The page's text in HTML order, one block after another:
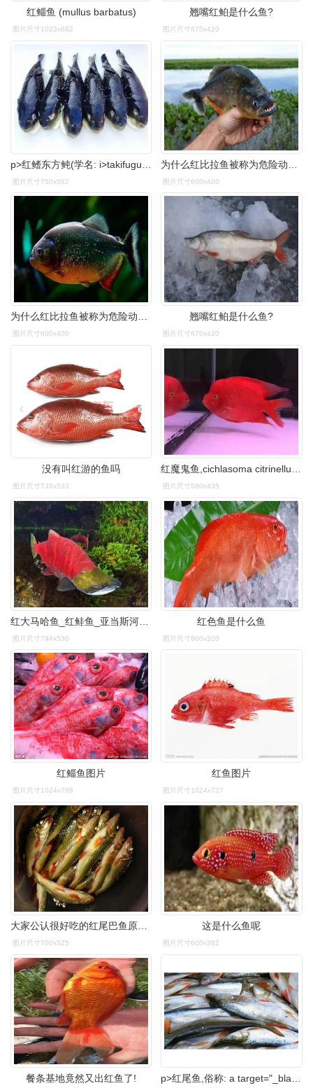
红鲻鱼 (mullus barbatus)
图片尺寸1023x682
翘嘴红鲌是什么鱼?
图片尺寸670x420
图片尺寸750x562 图片尺寸600x400
为什么红比拉鱼被称为危险动物短短几分钟撕碎一头牛
图片尺寸600x400
翘嘴红鲌是什么鱼?
图片尺寸670x420
没有叫红游的鱼吗
图片尺寸735x533 图片尺寸580x435
图片尺寸794x530
红色鱼是什么鱼
图片尺寸800x320
红鲻鱼图片
图片尺寸1024x768
红鱼图片
图片尺寸1024x727
图片尺寸700x525
这是什么鱼呢
图片尺寸600x382
餐条基地竟然又出红鱼了!